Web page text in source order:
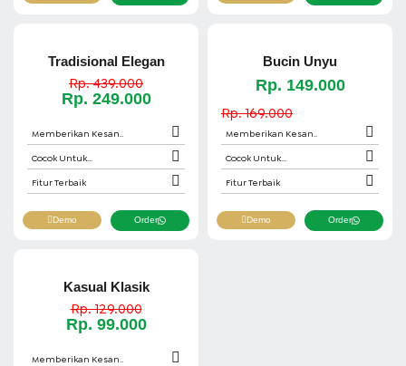
Tradisional Elegan
Rp. 439.000
Rp. 249.000
Memberikan Kesan..
Cocok Untuk...
Fitur Terbaik
Demo Order
Bucin Unyu
Rp. 149.000
Rp. 169.000
Memberikan Kesan..
Cocok Untuk...
Fitur Terbaik
Demo Order
Kasual Klasik
Rp. 129.000
Rp. 99.000
Memberikan Kesan..